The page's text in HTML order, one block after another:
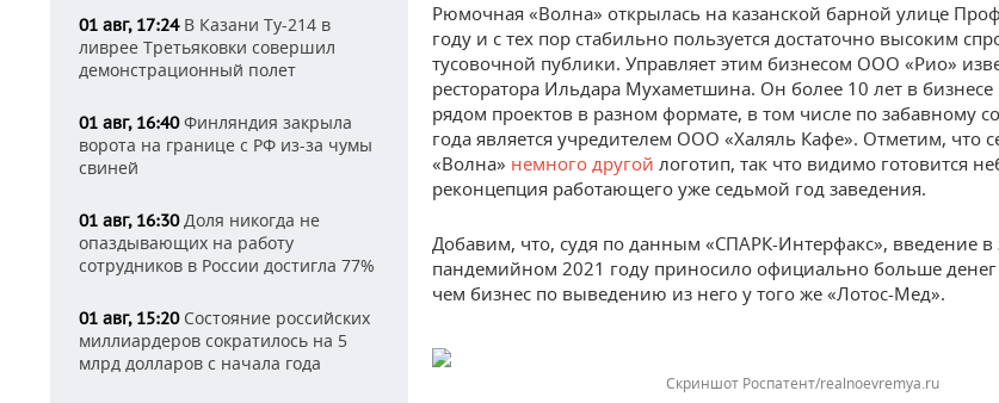
01 авг, 17:24В Казани Ту-214 в
ливрее Третьяковки совершил
демонстрационный полет
01 авг, 16:40Финляндия закрыла
ворота на границе с РФ из-за чумы
свиней
01 авг, 16:30Доля никогда не
опаздывающих на работу
сотрудников в России достигла 77%
01 авг, 15:20Состояние российских
миллиардеров сократилось на 5
млрд долларов с начала года
Рюмочная «Волна» открылась на казанской барной улице
году и с тех пор стабильно пользуется достаточно высоким
тусовочной публики. Управляет этим бизнесом ООО «Рио»
ресторатора Ильдара Мухаметшина. Он более 10 лет в
рядом проектов в разном формате, в том числе по забавному
года является учредителем ООО «Халяль Кафе». Отметим, что
«Волна» немного другой логотип, так что видимо готовится
реконцепция работающего уже седьмой год заведения.
Добавим, что, судя по данным «СПАРК-Интерфакс», введение в
пандемийном 2021 году приносило официально больше
чем бизнес по выведению из него у того же «Лотос-Мед».
Скриншот Роспатент/realnoevremya.ru